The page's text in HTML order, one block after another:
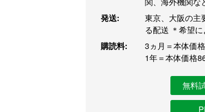
発送:
東京、大阪の主
る配送 ＊希望
購読料:
3ヵ月＝本体価
1年＝本体価格
無料